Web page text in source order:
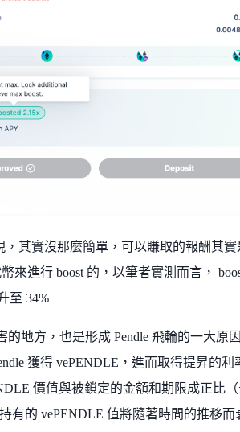
，其實沒那麼簡單，可以賺取的報酬其實
來進行 boost 的，以筆者實測而言，
至 34%
的地方，也是形成 Pendle 飛輪的一大原
獲得 vePENDLE，進而取得提昇的利
價值與被鎖定的金額和期限成正比
有的 vePENDLE 值將隨著時間的推移而